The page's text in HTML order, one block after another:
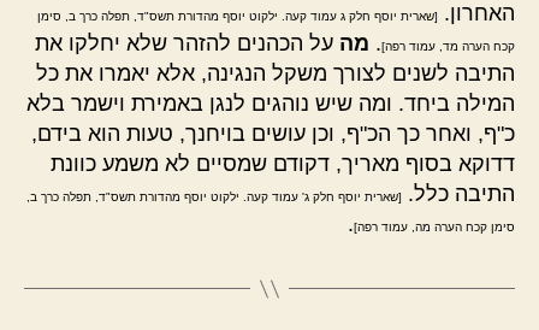
האחרון.
[שארית יוסף חלק ג עמוד קעה. ילקוט יוסף מהדורת תשס"ד, תפלה כרך ב, סימן
קכח הערה מד, עמוד רפה]. מה על הכהנים להזהר שלא יחלקו את
התיבה לשנים לצורך משקל הנגינה, אלא יאמרו את כל
המילה ביחד. ומה שיש נוהגים לנגן באמירת וישמר בלא
כ"ף, ואחר כך הכ"ף, וכן עושים בויחנך, טעות הוא בידם,
דדוקא בסוף מאריך, דקודם שמסיים לא משמע כוונת
התיבה כלל.
[שארית יוסף חלק ג' עמוד קעה. ילקוט יוסף מהדורת תשס"ד, תפלה כרך ב,
סימן קכח הערה מה, עמוד רפה].